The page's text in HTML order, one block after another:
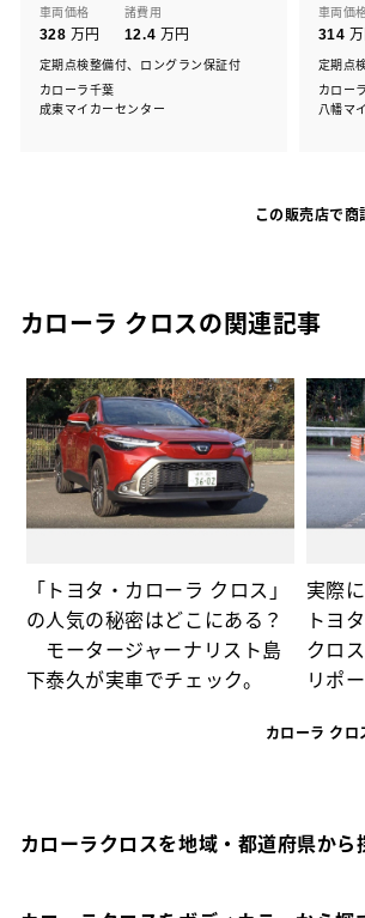
車両価格
328 万円
諸費用
12.4 万円
定期点検整備付、ロングラン保証付
カローラ千葉
成東マイカーセンター
車両価
314
定期点
カロー
八幡マ
この販売店で
カローラ クロスの関連記事
「トヨタ・カローラ クロス」
の人気の秘密はどこにある？
モータージャーナリスト島
下泰久が実車でチェック。
実際
トヨ
クロ
リポ
カローラ ク
カローラクロスを地域・都道府県から